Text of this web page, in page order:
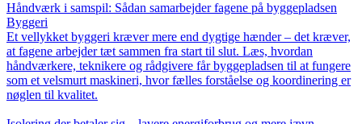
Håndværk i samspil: Sådan samarbejder fagene på byggepladsen
Byggeri
Et vellykket byggeri kræver mere end dygtige hænder – det kræver,
at fagene arbejder tæt sammen fra start til slut. Læs, hvordan
håndværkere, teknikere og rådgivere får byggepladsen til at fungere
som et velsmurt maskineri, hvor fælles forståelse og koordinering er
nøglen til kvalitet.